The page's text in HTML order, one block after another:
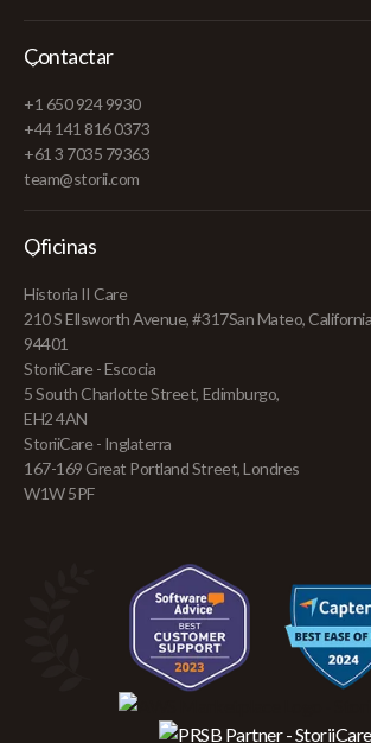
Contactar
+1 650 924 9930
+44 141 816 0373
+61 3 7035 79363
team@storii.com
Oficinas
Historia II Care
210 S Ellsworth Avenue, #317San Mateo, California
94401
StoriiCare - Escocia
5 South Charlotte Street, Edimburgo,
EH2 4AN
StoriiCare - Inglaterra
167-169 Great Portland Street, Londres
W1W 5PF